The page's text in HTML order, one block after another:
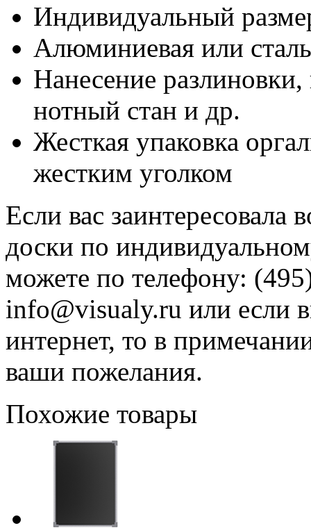
Индивидуальный
Алюминиевая или
Нанесение
нотный стан и др.
Жесткая упаковка
жестким уголком
Если вас заинтересовала
доски по
можете по телефону:
info@visualy.ru или если
интернет, то в
ваши пожелания.
Похожие товары